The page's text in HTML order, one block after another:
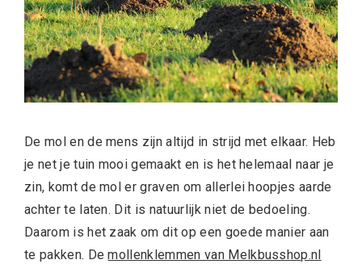
De mol en de mens zijn altijd in strijd met elkaar. Heb
je net je tuin mooi gemaakt en is het helemaal naar je
zin, komt de mol er graven om allerlei hoopjes aarde
achter te laten. Dit is natuurlijk niet de bedoeling.
Daarom is het zaak om dit op een goede manier aan
te pakken. Demollenklemmen van Melkbusshop.nl